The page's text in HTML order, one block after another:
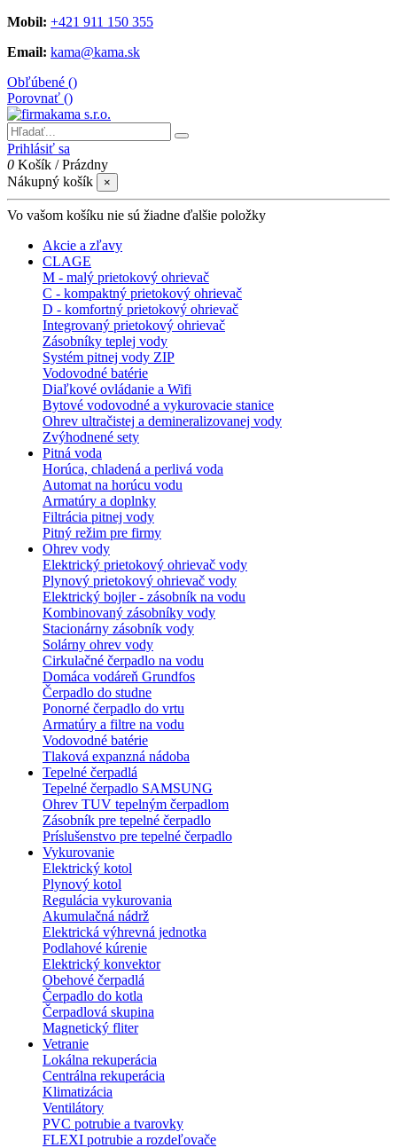
Mobil: +421 911 150 355
Email: kama@kama.sk
Obľúbené ()
Porovnať ()
Prihlásiť sa
0 Košík /Prázdny
Nákupný košík
×
Vo vašom košíku nie sú žiadne ďalšie položky
Akcie a zľavy
CLAGE
M - malý prietokový ohrievač
C - kompaktný prietokový ohrievač
D - komfortný prietokový ohrievač
Integrovaný prietokový ohrievač
Zásobníky teplej vody
Systém pitnej vody ZIP
Vodovodné batérie
Diaľkové ovládanie a Wifi
Bytové vodovodné a vykurovacie stanice
Ohrev ultračistej a demineralizovanej vody
Zvýhodnené sety
Pitná voda
Horúca, chladená a perlivá voda
Automat na horúcu vodu
Armatúry a doplnky
Filtrácia pitnej vody
Pitný režim pre firmy
Ohrev vody
Elektrický prietokový ohrievač vody
Plynový prietokový ohrievač vody
Elektrický bojler - zásobník na vodu
Kombinovaný zásobníky vody
Stacionárny zásobník vody
Solárny ohrev vody
Cirkulačné čerpadlo na vodu
Domáca vodáreň Grundfos
Čerpadlo do studne
Ponorné čerpadlo do vrtu
Armatúry a filtre na vodu
Vodovodné batérie
Tlaková expanzná nádoba
Tepelné čerpadlá
Tepelné čerpadlo SAMSUNG
Ohrev TUV tepelným čerpadlom
Zásobník pre tepelné čerpadlo
Príslušenstvo pre tepelné čerpadlo
Vykurovanie
Elektrický kotol
Plynový kotol
Regulácia vykurovania
Akumulačná nádrž
Elektrická výhrevná jednotka
Podlahové kúrenie
Elektrický konvektor
Obehové čerpadlá
Čerpadlo do kotla
Čerpadlová skupina
Magnetický fliter
Vetranie
Lokálna rekuperácia
Centrálna rekuperácia
Klimatizácia
Ventilátory
PVC potrubie a tvarovky
FLEXI potrubie a rozdeľovače